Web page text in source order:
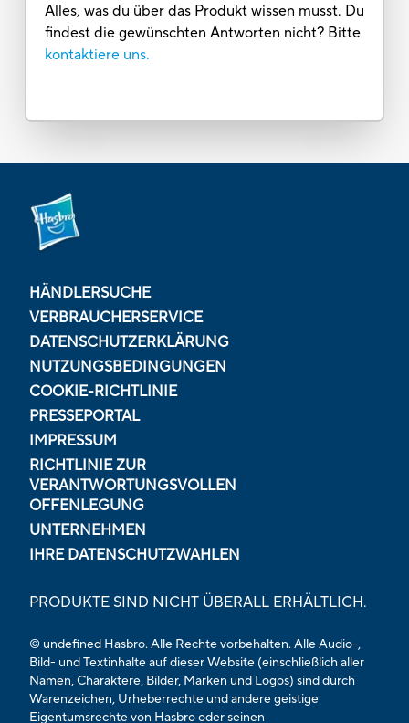
Alles, was du über das Produkt wissen musst. Du
findest die gewünschten Antworten nicht? Bitte
kontaktiere uns.
HÄNDLERSUCHE
VERBRAUCHERSERVICE
DATENSCHUTZERKLÄRUNG
NUTZUNGSBEDINGUNGEN
COOKIE-RICHTLINIE
PRESSEPORTAL
IMPRESSUM
RICHTLINIE ZUR
VERANTWORTUNGSVOLLEN
OFFENLEGUNG
UNTERNEHMEN
IHRE DATENSCHUTZWAHLEN
PRODUKTE SIND NICHT ÜBERALL ERHÄLTLICH.
© undefined Hasbro. Alle Rechte vorbehalten. Alle Audio-,
Bild- und Textinhalte auf dieser Website (einschließlich aller
Namen, Charaktere, Bilder, Marken und Logos) sind durch
Warenzeichen, Urheberrechte und andere geistige
Eigentumsrechte von Hasbro oder seinen